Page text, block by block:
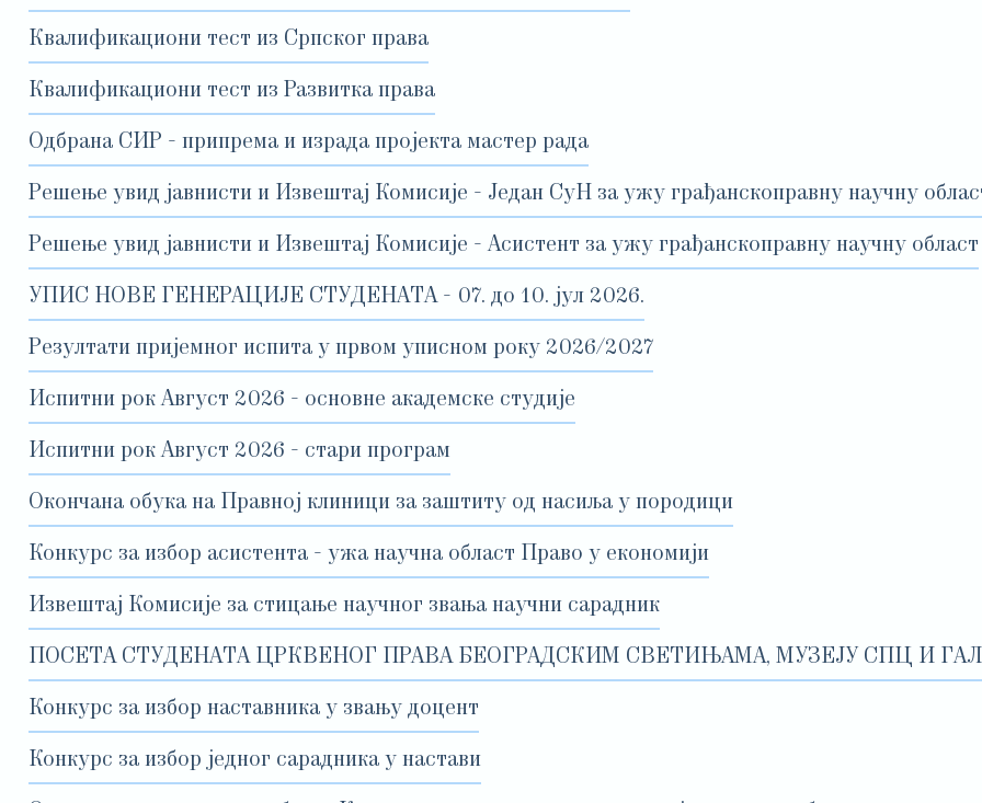
Квалификациони тест из Српског права
Квалификациони тест из Развитка права
Одбрана СИР - припрема и израда пројекта мастер рада
Решење увид јавнисти и Извештај Комисије - Један СуН за ужу грађанскоправну научну
Решење увид јавнисти и Извештај Комисије - Асистент за ужу грађанскоправну научну област
УПИС НОВЕ ГЕНЕРАЦИЈЕ СТУДЕНАТА - 07. до 10. јул 2026.
Резултати пријемног испита у првом уписном року 2026/2027
Испитни рок Август 2026 - основне академске студије
Испитни рок Август 2026 - стари програм
Окончана обука на Правној клиници за заштиту од насиља у породици
Конкурс за избор асистента - ужа научна област Право у економији
Извештај Комисије за стицање научног звања научни сарадник
ПОСЕТА СТУДЕНАТА ЦРКВЕНОГ ПРАВА БЕОГРАДСКИМ СВЕТИЊАМА, МУЗЕЈУ СПЦ И
Конкурс за избор наставника у звању доцент
Конкурс за избор једног сарадника у настави